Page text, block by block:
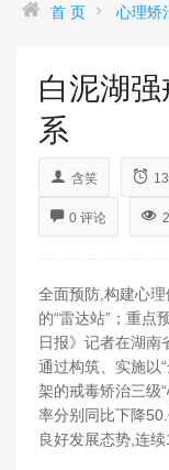
首 页 心理矫
白泥湖
系
含笑
0 评论
全面预防,构建心理
的“雷达站”；重点
日报》记者在湖南
通过构筑、实施以
架的戒毒矫治三级
率分别同比下降
良好发展态势,连续